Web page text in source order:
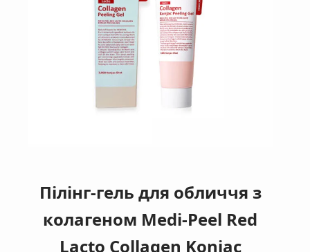
Пілінг-гель для обличчя з
колагеном Medi-Peel Red
Lacto Collagen Konjac